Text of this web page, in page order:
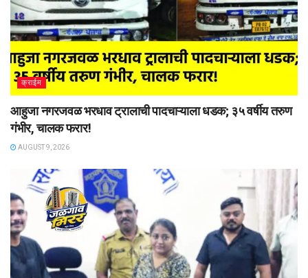
क्राईम
आहुजा नगरजवळ भरधाव ट्रालाची पादचाऱ्याला धडक; ३५ वर्षीय तरुण
गंभीर, चालक फरार!
AUGUST 9, 2026